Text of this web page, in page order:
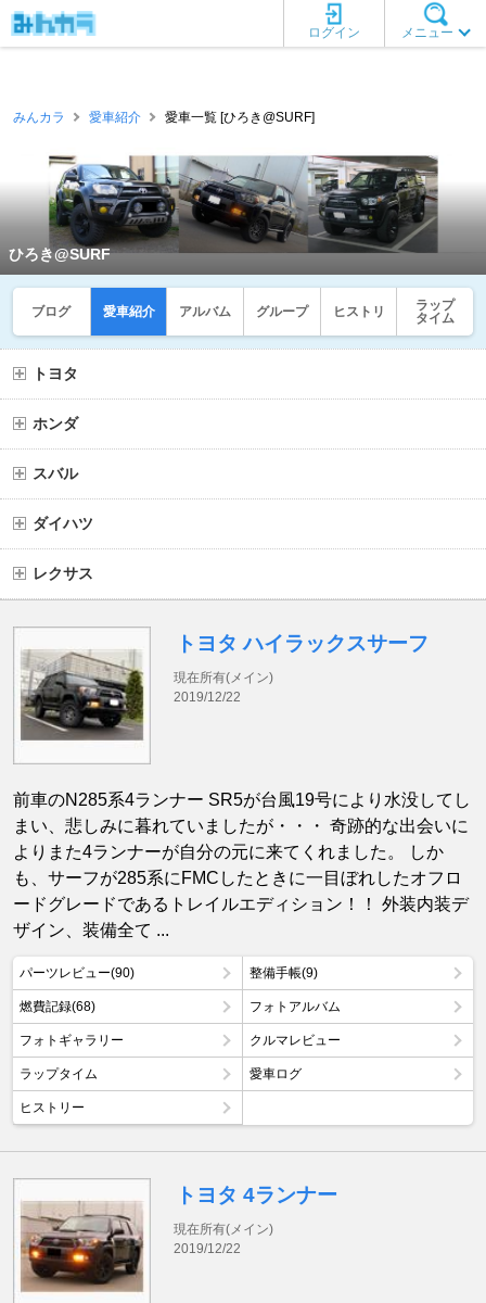
メニュー
ログイン
みんカラ 愛車紹介 愛車一覧 [ひろき@SURF]
ひろき@SURF
ブログ 愛車紹介 アルバム グループ ヒストリ
ラップ
タイム
トヨタ
ホンダ
スバル
ダイハツ
レクサス
トヨタ ハイラックスサーフ
現在所有(メイン)
2019/12/22
前車のN285系4ランナー SR5が台風19号により水没してし
まい、悲しみに暮れていましたが・・・ 奇跡的な出会いに
よりまた4ランナーが自分の元に来てくれました。 しか
も、サーフが285系にFMCしたときに一目ぼれしたオフロ
ードグレードであるトレイルエディション！！ 外装内装デ
ザイン、装備全て ...
パーツレビュー(90) 整備手帳(9)
燃費記録(68) フォトアルバム
フォトギャラリー クルマレビュー
ラップタイム 愛車ログ
ヒストリー
トヨタ 4ランナー
現在所有(メイン)
2019/12/22